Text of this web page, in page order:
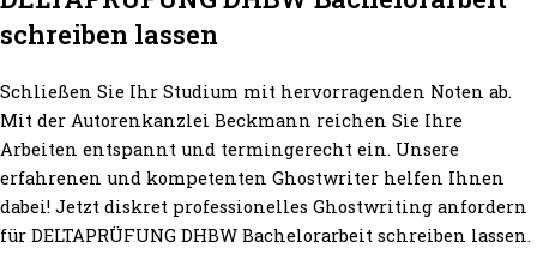
schreiben lassen
Schließen Sie Ihr Studium mit hervorragenden Noten ab.
Mit der Autorenkanzlei Beckmann reichen Sie Ihre
Arbeiten entspannt und termingerecht ein. Unsere
erfahrenen und kompetenten Ghostwriter helfen Ihnen
dabei! Jetzt diskret professionelles Ghostwriting anfordern
für DELTAPRÜFUNG DHBW Bachelorarbeit schreiben lassen.